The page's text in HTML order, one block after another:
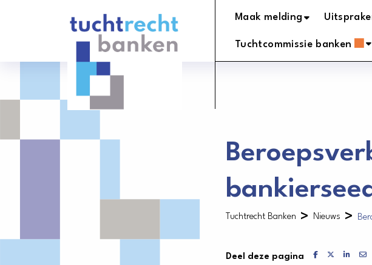
logo
Maak melding
Tuchtcommissie banken
Tuchtrecht Banken > Nieuws >
Deel deze pagina Delen viaDelen via X
Delen